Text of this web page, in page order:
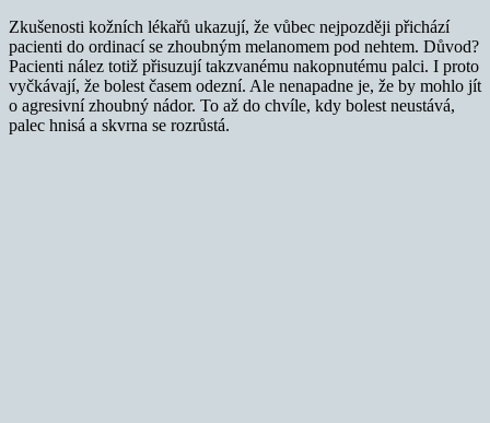
Zkušenosti kožních lékařů ukazují, že vůbec nejpozději přichází
pacienti do ordinací se zhoubným melanomem pod nehtem. Důvod?
Pacienti nález totiž přisuzují takzvanému nakopnutému palci. I proto
vyčkávají, že bolest časem odezní. Ale nenapadne je, že by mohlo jít
o agresivní zhoubný nádor. To až do chvíle, kdy bolest neustává,
palec hnisá a skvrna se rozrůstá.